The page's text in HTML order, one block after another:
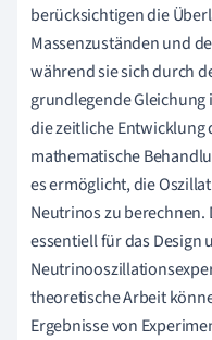
berücksichtigen die
Massenzuständen und
während sie sich durch
grundlegende
die zeitliche Entwicklung
mathematische
es ermöglicht, die
Neutrinos zu berechnen.
essentiell für das
theoretische Arbeit
Ergebnisse von